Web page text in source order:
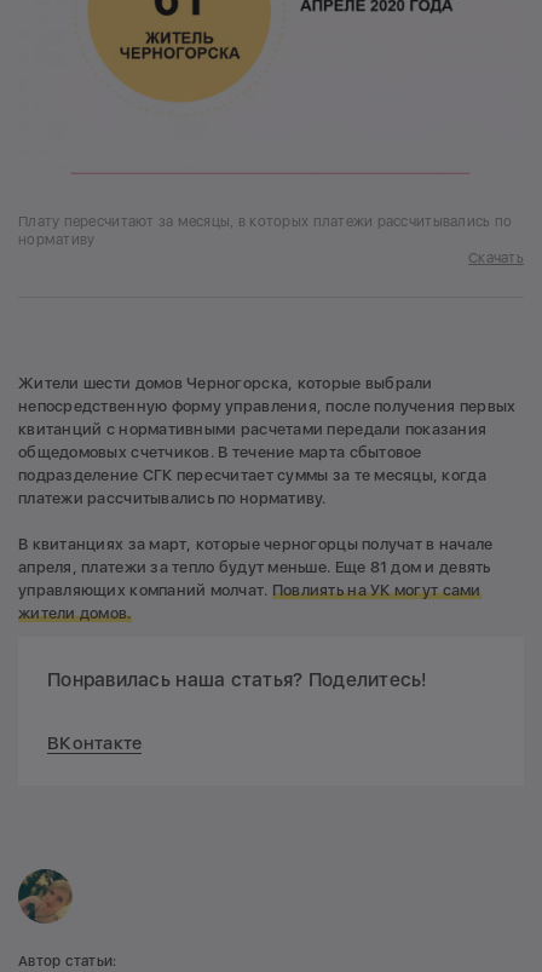
Плату пересчитают за месяцы, в которых платежи рассчитывались по
нормативу
Скачать
Жители шести домов Черногорска, которые выбрали
непосредственную форму управления, после получения первых
квитанций с нормативными расчетами передали показания
общедомовых счетчиков. В течение марта сбытовое
подразделение СГК пересчитает суммы за те месяцы, когда
платежи рассчитывались по нормативу.
В квитанциях за март, которые черногорцы получат в начале
апреля, платежи за тепло будут меньше. Еще 81 дом и девять
управляющих компаний молчат. Повлиять на УК могут сами
жители домов.
Понравилась наша статья? Поделитесь!
ВКонтакте
Автор статьи: